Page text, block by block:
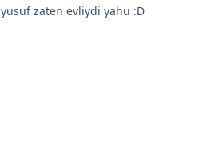
yusuf zaten evliydi yahu :D